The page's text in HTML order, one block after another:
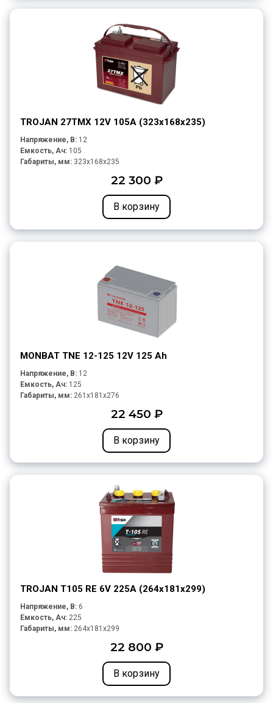
TROJAN 27TMX 12V 105A (323х168х235)
Напряжение, В: 12
Емкость, Ач: 105
Габариты, мм: 323x168x235
22 300 ₽
В корзину
MONBAT TNE 12-125 12V 125 Ah
Напряжение, В: 12
Емкость, Ач: 125
Габариты, мм: 261x181x276
22 450 ₽
В корзину
TROJAN T105 RE 6V 225A (264х181х299)
Напряжение, В: 6
Емкость, Ач: 225
Габариты, мм: 264x181x299
22 800 ₽
В корзину